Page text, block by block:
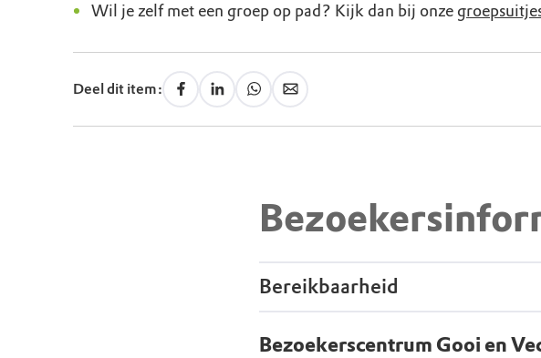
Wil je zelf met een groep op pad? Kijk dan bij onze
Deel dit item:
Bereikbaarheid
Bezoekerscentrum Gooi en